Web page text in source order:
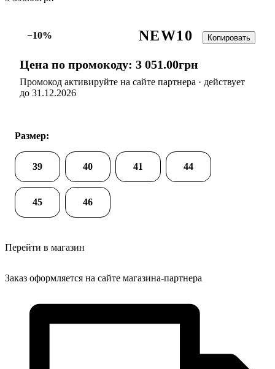
−10% NEW10 Копировать
Цена по промокоду: 3 051.00грн
Промокод активируйте на сайте партнера · действует
до 31.12.2026
Размер:
39 40 41 44
45 46
Перейти в магазин
Заказ оформляется на сайте магазина-партнера